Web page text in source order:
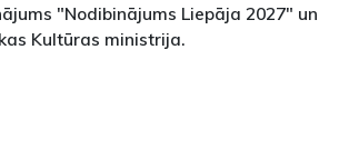
"Nodibinājums Liepāja 2027" un
Kultūras ministrija.